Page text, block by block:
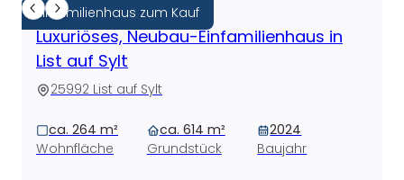
Einfamilienhaus zum Kauf
Luxuriöses, Neubau-Einfamilienhaus in
List auf Sylt
25992 List auf Sylt
ca. 264 m²
Wohnfläche
ca. 614 m²
Grundstück
2024
Baujahr